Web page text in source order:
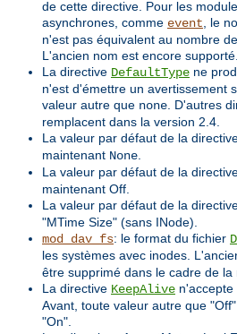
de cette directive. Pour les
asynchrones, comme event , le
n'est pas équivalent au nombre
L'ancien nom est encore supporté.
La directive DefaultType ne
n'est d'émettre un avertissement
valeur autre que none . D'autres
remplacent dans la version 2.4.
La valeur par défaut de la
maintenant None
La valeur par défaut de la
maintenant Off.
La valeur par défaut de la
"MTime Size" (sans INode).
mod_dav_fs: le format du fichier
les systèmes avec inodes.
être supprimé dans le cadre de la
La directive KeepAlive
Avant, toute valeur autre que
"On".